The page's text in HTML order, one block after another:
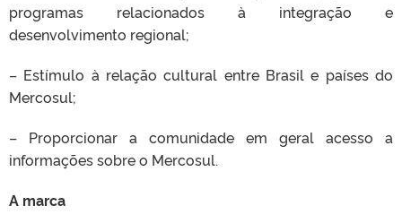
programas relacionados à integração e
desenvolvimento regional;
– Estímulo à relação cultural entre Brasil e países do
Mercosul;
– Proporcionar a comunidade em geral acesso a
informações sobre o Mercosul.
A marca